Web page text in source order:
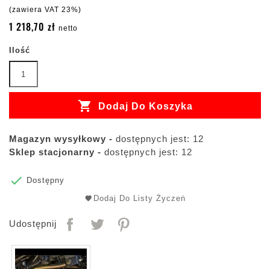
(zawiera VAT 23%)
1 218,70 zł netto
Ilość
 Dodaj Do Koszyka
Magazyn wysyłkowy - dostępnych jest: 12
Sklep stacjonarny - dostępnych jest: 12

Dostępny
Dodaj Do Listy Życzeń
Udostępnij